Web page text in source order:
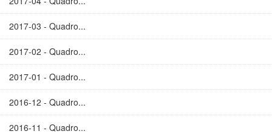
2017-03 - Quadro...
2017-02 - Quadro...
2017-01 - Quadro...
2016-12 - Quadro...
2016-11 - Quadro...